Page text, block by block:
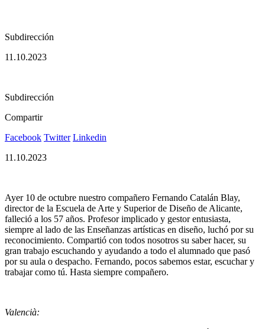
Subdirección
11.10.2023
Subdirección
Compartir
Facebook Twitter Linkedin
11.10.2023
Ayer 10 de octubre nuestro compañero Fernando Catalán Blay,
director de la Escuela de Arte y Superior de Diseño de Alicante,
falleció a los 57 años. Profesor implicado y gestor entusiasta,
siempre al lado de las Enseñanzas artísticas en diseño, luchó por su
reconocimiento. Compartió con todos nosotros su saber hacer, su
gran trabajo escuchando y ayudando a todo el alumnado que pasó
por su aula o despacho. Fernando, pocos sabemos estar, escuchar y
trabajar como tú. Hasta siempre compañero.
Valencià: